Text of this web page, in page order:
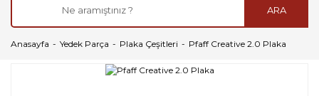
ARA
Anasayfa Yedek Parça Plaka Çeşitleri Pfaff Creative 2.0 Plaka